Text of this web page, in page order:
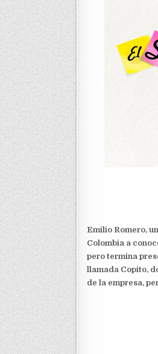
Emilio Romero,
Colombia a
pero termina
llamada Copito,
de la empresa,